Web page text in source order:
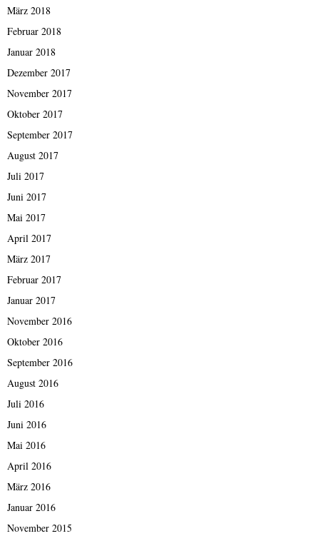
März 2018
Februar 2018
Januar 2018
Dezember 2017
November 2017
Oktober 2017
September 2017
August 2017
Juli 2017
Juni 2017
Mai 2017
April 2017
März 2017
Februar 2017
Januar 2017
November 2016
Oktober 2016
September 2016
August 2016
Juli 2016
Juni 2016
Mai 2016
April 2016
März 2016
Januar 2016
November 2015